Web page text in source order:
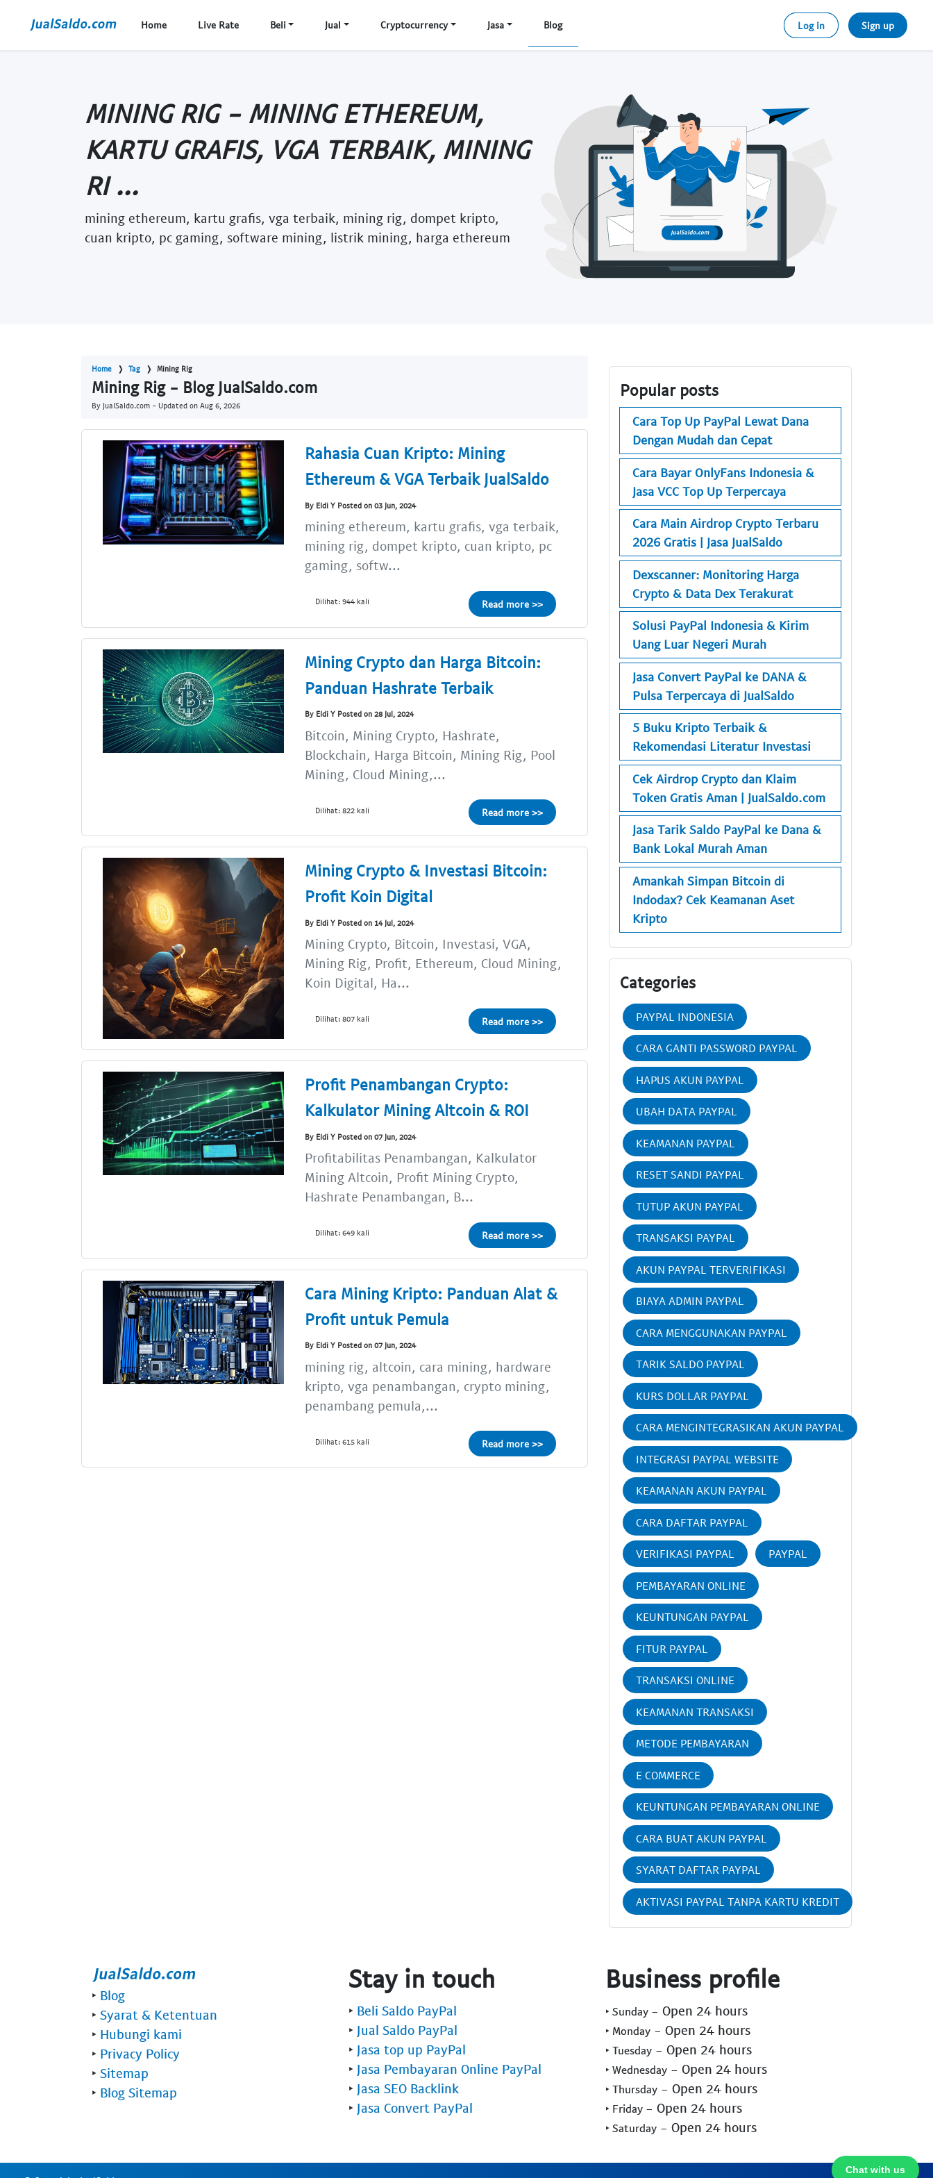
Home Live Rate Beli Jual Cryptocurrency Jasa Blog Log in Sign up
MINING RIG - MINING ETHEREUM,
KARTU GRAFIS, VGA TERBAIK, MINING
RI ...
mining ethereum, kartu grafis, vga terbaik, mining rig, dompet kripto,
cuan kripto, pc gaming, software mining, listrik mining, harga ethereum
Home Tag Mining Rig
Mining Rig - Blog JualSaldo.com
By JualSaldo.com - Updated on Aug 6, 2026
Rahasia Cuan Kripto: Mining
Ethereum & VGA Terbaik JualSaldo
By Eldi Y Posted on 03 Jun, 2024
mining ethereum, kartu grafis, vga terbaik,
mining rig, dompet kripto, cuan kripto, pc
gaming, softw...
Dilihat: 944 kali Read more >>
Mining Crypto dan Harga Bitcoin:
Panduan Hashrate Terbaik
By Eldi Y Posted on 28 Jul, 2024
Bitcoin, Mining Crypto, Hashrate,
Blockchain, Harga Bitcoin, Mining Rig, Pool
Mining, Cloud Mining,...
Dilihat: 822 kali Read more >>
Mining Crypto & Investasi Bitcoin:
Profit Koin Digital
By Eldi Y Posted on 14 Jul, 2024
Mining Crypto, Bitcoin, Investasi, VGA,
Mining Rig, Profit, Ethereum, Cloud Mining,
Koin Digital, Ha...
Dilihat: 807 kali Read more >>
Profit Penambangan Crypto:
Kalkulator Mining Altcoin & ROI
By Eldi Y Posted on 07 Jun, 2024
Profitabilitas Penambangan, Kalkulator
Mining Altcoin, Profit Mining Crypto,
Hashrate Penambangan, B...
Dilihat: 649 kali Read more >>
Cara Mining Kripto: Panduan Alat &
Profit untuk Pemula
By Eldi Y Posted on 07 Jun, 2024
mining rig, altcoin, cara mining, hardware
kripto, vga penambangan, crypto mining,
penambang pemula,...
Dilihat: 615 kali Read more >>
Popular posts
Cara Top Up PayPal Lewat Dana
Dengan Mudah dan Cepat
Cara Bayar OnlyFans Indonesia &
Jasa VCC Top Up Terpercaya
Cara Main Airdrop Crypto Terbaru
2026 Gratis | Jasa JualSaldo
Dexscanner: Monitoring Harga
Crypto & Data Dex Terakurat
Solusi PayPal Indonesia & Kirim
Uang Luar Negeri Murah
Jasa Convert PayPal ke DANA &
Pulsa Terpercaya di JualSaldo
5 Buku Kripto Terbaik &
Rekomendasi Literatur Investasi
Cek Airdrop Crypto dan Klaim
Token Gratis Aman | JualSaldo.com
Jasa Tarik Saldo PayPal ke Dana &
Bank Lokal Murah Aman
Amankah Simpan Bitcoin di
Indodax? Cek Keamanan Aset
Kripto
Categories
PAYPAL INDONESIA
CARA GANTI PASSWORD PAYPAL
HAPUS AKUN PAYPAL
UBAH DATA PAYPAL
KEAMANAN PAYPAL
RESET SANDI PAYPAL
TUTUP AKUN PAYPAL
TRANSAKSI PAYPAL
AKUN PAYPAL TERVERIFIKASI
BIAYA ADMIN PAYPAL
CARA MENGGUNAKAN PAYPAL
TARIK SALDO PAYPAL
KURS DOLLAR PAYPAL
CARA MENGINTEGRASIKAN AKUN PAYPAL
INTEGRASI PAYPAL WEBSITE
KEAMANAN AKUN PAYPAL
CARA DAFTAR PAYPAL
VERIFIKASI PAYPAL PAYPAL
PEMBAYARAN ONLINE
KEUNTUNGAN PAYPAL
FITUR PAYPAL
TRANSAKSI ONLINE
KEAMANAN TRANSAKSI
METODE PEMBAYARAN
E COMMERCE
KEUNTUNGAN PEMBAYARAN ONLINE
CARA BUAT AKUN PAYPAL
SYARAT DAFTAR PAYPAL
AKTIVASI PAYPAL TANPA KARTU KREDIT
Chat with us
‣ Blog
‣ Syarat & Ketentuan
‣ Hubungi kami
‣ Privacy Policy
‣ Sitemap
‣ Blog Sitemap
Stay in touch
‣ Beli Saldo PayPal
‣ Jual Saldo PayPal
‣ Jasa top up PayPal
‣ Jasa Pembayaran Online PayPal
‣ Jasa SEO Backlink
‣ Jasa Convert PayPal
Business profile
‣ Sunday - Open 24 hours
‣ Monday - Open 24 hours
‣ Tuesday - Open 24 hours
‣ Wednesday - Open 24 hours
‣ Thursday - Open 24 hours
‣ Friday - Open 24 hours
‣ Saturday - Open 24 hours